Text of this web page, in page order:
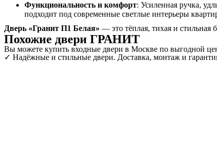
Функциональность и комфорт: Усиленная ручка,
подходит под современные светлые интерьеры
Дверь «Гранит П1 Белая» — это тёплая, тихая и стильная
Похожие двери ГРАНИТ
Вы можете купить входные двери в Москве по выгодной
✓ Надёжные и стильные двери. Доставка, монтаж и гарантия